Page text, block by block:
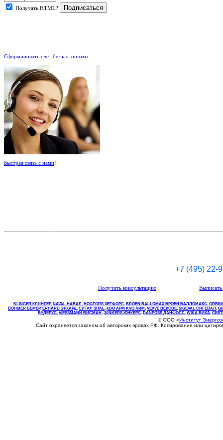
Получать HTML?
Сформировать счет безнал. оплаты
Быстрая связь с нами!
+7 (495) 22-
Получить консультацию
KLINGER КЛИНГЕР, NAVAL НАВАЛ , НOGFORS ХЕГФОРС, BROEN BALLOMAX БРОЕН БАЛЛОМАКС,
BOHMER БЕМЕР, ERHARD ЭРХАРД, СИТАЛ SITAL, КВО АРМ KVO ARM, VEXVE ВЕКСВЕ, SIGEVAL СИГЕВАЛ ,
БУДЕРУС, VIESSMANN ВИСМАН , JUNKERS ЮНКЕРС. DANFOSS ДАНФОСС, WIKA ВИКА,
© ООО «Институт
Сайт охраняется законом об авторских правах РФ. Копирование или